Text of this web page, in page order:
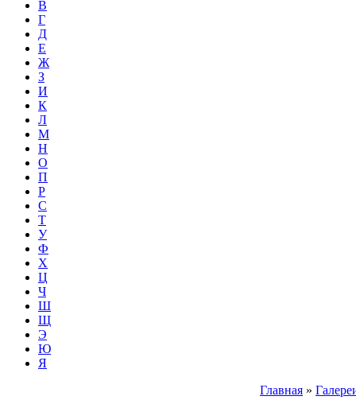
В
Г
Д
Е
Ж
З
И
К
Л
М
Н
О
П
Р
С
Т
У
Ф
Х
Ц
Ч
Ш
Щ
Э
Ю
Я
Главная »